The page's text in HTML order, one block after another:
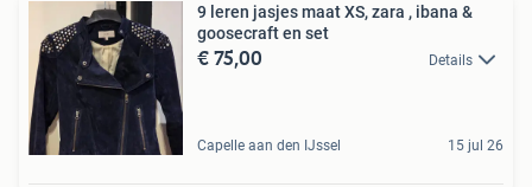
9 leren jasjes maat XS, zara , ibana &
goosecraft en set
€ 75,00 Details
Capelle aan den IJssel 15 jul 26